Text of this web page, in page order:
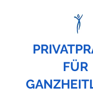
FÜR